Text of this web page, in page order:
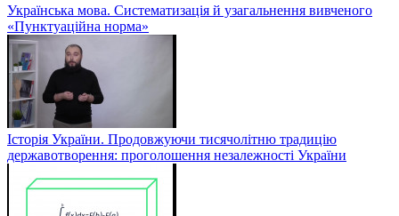
Українська мова. Систематизація й узагальнення вивченого
«Пунктуаційна норма»
Історія України. Продовжуючи тисячолітню традицію
державотворення: проголошення незалежності України